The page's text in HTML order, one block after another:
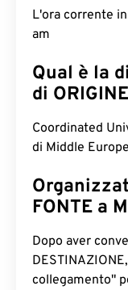
L'ora corrente
am
Qual è la
di
Coordinated
di Middle
FONTE a
Dopo aver
collegamento"